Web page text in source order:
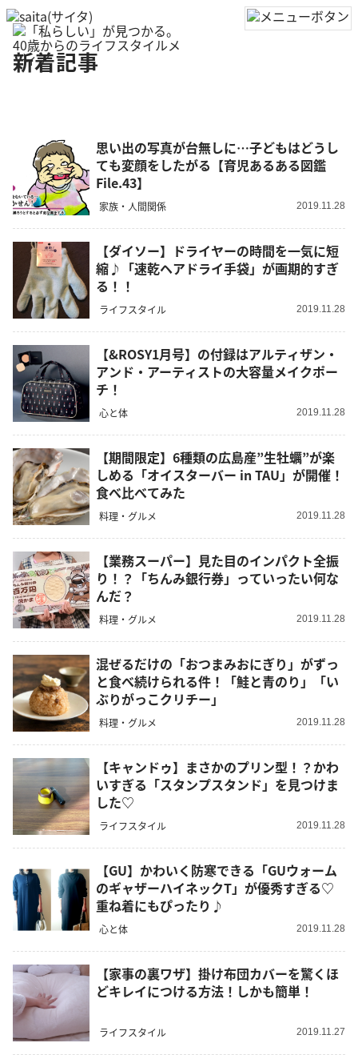
新着記事
思い出の写真が台無しに…子どもはどうし
ても変顔をしたがる【育児あるある図鑑
File.43】
家族・人間関係 2019.11.28
【ダイソー】ドライヤーの時間を一気に短
縮♪「速乾ヘアドライ手袋」が画期的すぎ
る！！
ライフスタイル 2019.11.28
【&ROSY1月号】の付録はアルティザン・
アンド・アーティストの大容量メイクポー
チ！
心と体 2019.11.28
【期間限定】6種類の広島産”生牡蠣”が楽
しめる「オイスターバー in TAU」が開催！
食べ比べてみた
料理・グルメ 2019.11.28
【業務スーパー】見た目のインパクト全振
り！？「ちんみ銀行券」っていったい何な
んだ？
料理・グルメ 2019.11.28
混ぜるだけの「おつまみおにぎり」がずっ
と食べ続けられる件！「鮭と青のり」「い
ぶりがっこクリチー」
料理・グルメ 2019.11.28
【キャンドゥ】まさかのプリン型！？かわ
いすぎる「スタンプスタンド」を見つけま
した♡
ライフスタイル 2019.11.28
【GU】かわいく防寒できる「GUウォーム
のギャザーハイネックT」が優秀すぎる♡
重ね着にもぴったり♪
心と体 2019.11.28
【家事の裏ワザ】掛け布団カバーを驚くほ
どキレイにつける方法！しかも簡単！
ライフスタイル 2019.11.27